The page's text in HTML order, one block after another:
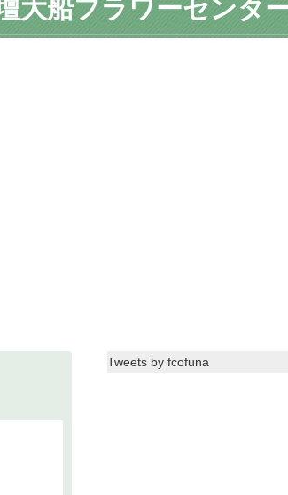
大船フラワーセンタ
Tweets by fcofuna